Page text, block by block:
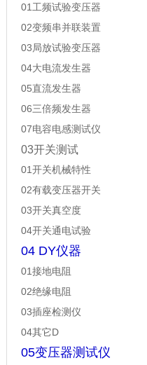
01工频试验变压器
02变频串并联装置
03局放试验变压器
04大电流发生器
05直流发生器
06三倍频发生器
07电容电感测试仪
03开关测试
01开关机械特性
02有载变压器开关
03开关真空度
04开关通电试验
04 DY仪器
01接地电阻
02绝缘电阻
03插座检测仪
04其它D
05变压器测试仪